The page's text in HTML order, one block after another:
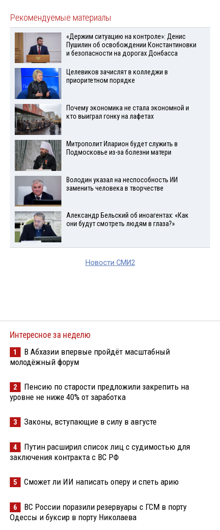
Рекомендуемые материалы
«Держим ситуацию на контроле»: Денис
Пушилин об освобождении Константиновки
и безопасности на дорогах Донбасса
Целевиков зачислят в колледжи в
приоритетном порядке
Почему экономика не стала экономной и
кто выиграл гонку на лафетах
Митрополит Иларион будет служить в
Подмосковье из-за болезни матери
Володин указал на неспособность ИИ
заменить человека в творчестве
Александр Бельский об иноагентах: «Как
они будут смотреть людям в глаза?»
Новости СМИ2
Интересное за неделю
1
В Абхазии впервые пройдёт масштабный
молодёжный форум
2
Пенсию по старости предложили закрепить на
уровне не ниже 40% от заработка
3 Законы, вступающие в силу в августе
4
Путин расширил список лиц с судимостью для
заключения контракта с ВС РФ
5 Сможет ли ИИ написать оперу и спеть арию
6
ВС России поразили резервуары с ГСМ в порту
Одессы и буксир в порту Николаева